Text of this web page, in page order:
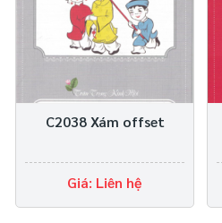
C2038 Xám offset
Giá: Liên hệ